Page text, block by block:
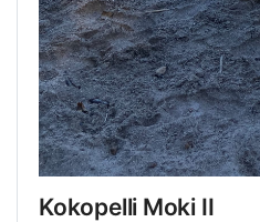
Kokopelli Moki II